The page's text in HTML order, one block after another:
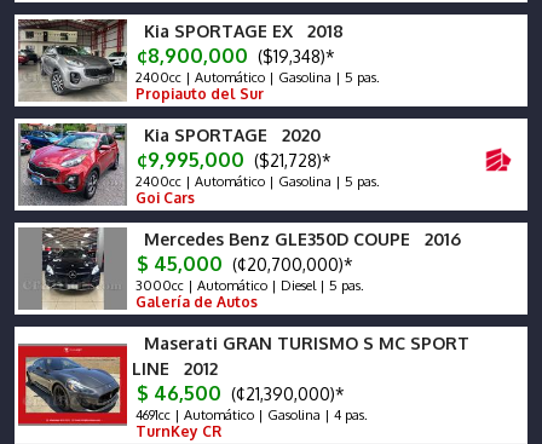
Kia SPORTAGE EX 2018
¢8,900,000 ($19,348)*
2400cc | Automático | Gasolina | 5 pas.
Propiauto del Sur
Kia SPORTAGE 2020
¢9,995,000 ($21,728)*
2400cc | Automático | Gasolina | 5 pas.
Goi Cars
Mercedes Benz GLE350D COUPE 2016
$ 45,000 (¢20,700,000)*
3000cc | Automático | Diesel | 5 pas.
Galería de Autos
Maserati GRAN TURISMO S MC SPORT
LINE 2012
$ 46,500 (¢21,390,000)*
4691cc | Automático | Gasolina | 4 pas.
TurnKey CR